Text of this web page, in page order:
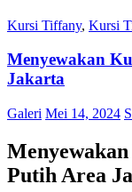
Kursi Tiffany, Kursi
Menyewakan
Jakarta
Galeri Mei 14, 2024
Putih Area